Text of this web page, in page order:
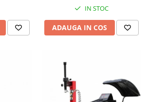
IN STOC
ADAUGA IN COS